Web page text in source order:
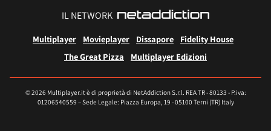
IL NETWORK
Multiplayer Movieplayer Dissapore
Fidelity House
The Great Pizza
Multiplayer Edizioni
© 2026 Multiplayer.it è di proprietà di NetAddiction S.r.l. REA TR - 80133 - P.iva:
01206540559 – Sede Legale: Piazza Europa, 19 - 05100 Terni (TR) Italy